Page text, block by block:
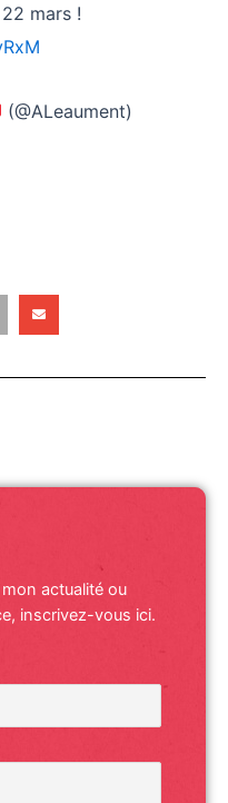
mars !
(@ALeaument)
actualité ou
inscrivez-vous ici.